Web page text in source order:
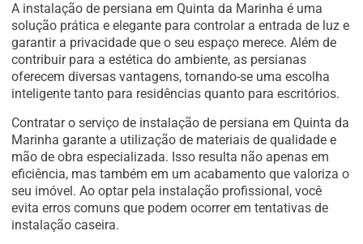
A instalação de persiana em Quinta da Marinha é uma
solução prática e elegante para controlar a entrada de luz e
garantir a privacidade que o seu espaço merece. Além de
contribuir para a estética do ambiente, as persianas
oferecem diversas vantagens, tornando-se uma escolha
inteligente tanto para residências quanto para escritórios.
Contratar o serviço de instalação de persiana em Quinta da
Marinha garante a utilização de materiais de qualidade e
mão de obra especializada. Isso resulta não apenas em
eficiência, mas também em um acabamento que valoriza o
seu imóvel. Ao optar pela instalação profissional, você
evita erros comuns que podem ocorrer em tentativas de
instalação caseira.